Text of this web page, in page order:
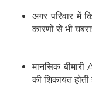
अगर परिवार में
कारणों से भी
मानसिक
की शिकायत होती